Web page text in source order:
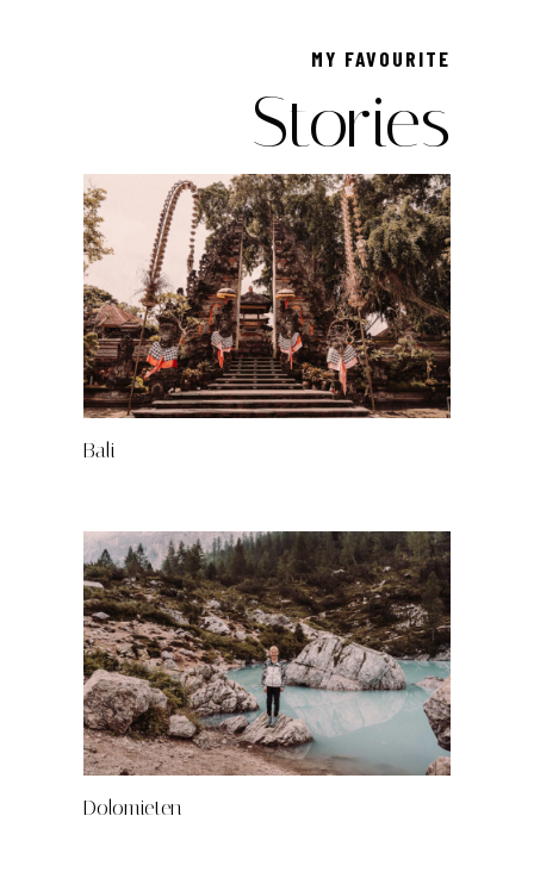
MY FAVOURITE
Stories
Bali
Dolomieten